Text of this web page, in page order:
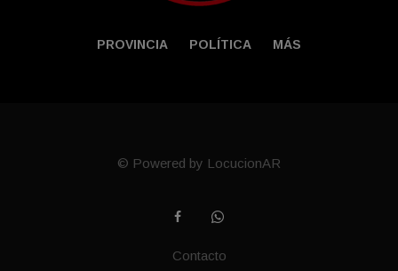
PROVINCIA POLÍTICA MÁS
© Powered by LocucionAR
Contacto